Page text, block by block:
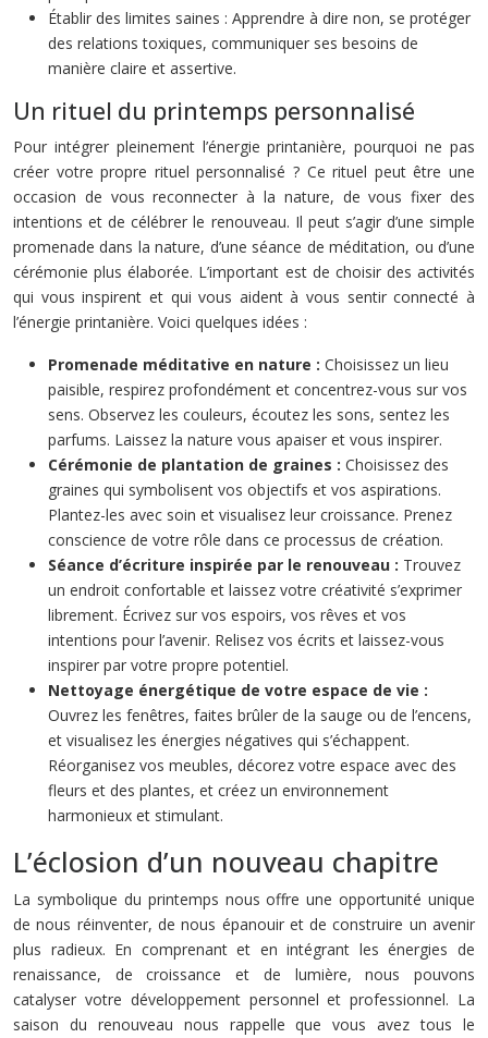
Établir des limites saines : Apprendre à dire non, se protéger
des relations toxiques, communiquer ses besoins de
manière claire et assertive.
Un rituel du printemps personnalisé
Pour intégrer pleinement l’énergie printanière, pourquoi ne pas
créer votre propre rituel personnalisé ? Ce rituel peut être une
occasion de vous reconnecter à la nature, de vous fixer des
intentions et de célébrer le renouveau. Il peut s’agir d’une simple
promenade dans la nature, d’une séance de méditation, ou d’une
cérémonie plus élaborée. L’important est de choisir des activités
qui vous inspirent et qui vous aident à vous sentir connecté à
l’énergie printanière. Voici quelques idées :
Promenade méditative en nature : Choisissez un lieu
paisible, respirez profondément et concentrez-vous sur vos
sens. Observez les couleurs, écoutez les sons, sentez les
parfums. Laissez la nature vous apaiser et vous inspirer.
Cérémonie de plantation de graines : Choisissez des
graines qui symbolisent vos objectifs et vos aspirations.
Plantez-les avec soin et visualisez leur croissance. Prenez
conscience de votre rôle dans ce processus de création.
Séance d’écriture inspirée par le renouveau : Trouvez
un endroit confortable et laissez votre créativité s’exprimer
librement. Écrivez sur vos espoirs, vos rêves et vos
intentions pour l’avenir. Relisez vos écrits et laissez-vous
inspirer par votre propre potentiel.
Nettoyage énergétique de votre espace de vie :
Ouvrez les fenêtres, faites brûler de la sauge ou de l’encens,
et visualisez les énergies négatives qui s’échappent.
Réorganisez vos meubles, décorez votre espace avec des
fleurs et des plantes, et créez un environnement
harmonieux et stimulant.
L’éclosion d’un nouveau chapitre
La symbolique du printemps nous offre une opportunité unique
de nous réinventer, de nous épanouir et de construire un avenir
plus radieux. En comprenant et en intégrant les énergies de
renaissance, de croissance et de lumière, nous pouvons
catalyser votre développement personnel et professionnel. La
saison du renouveau nous rappelle que vous avez tous le